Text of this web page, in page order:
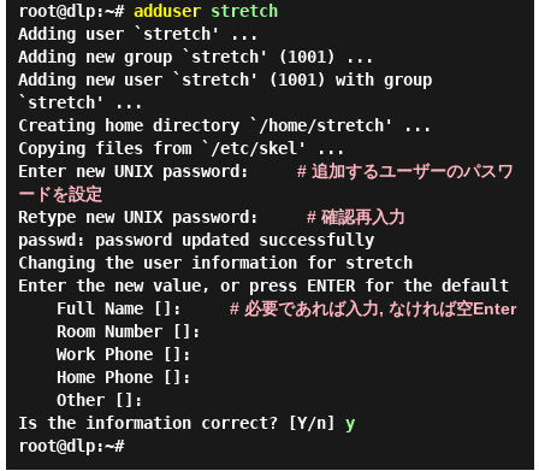
root@dlp:~# adduserstretch
Adding user `stretch' ...
Adding new group `stretch' (1001) ...
Adding new user `stretch' (1001) with group
`stretch' ...
Creating home directory `/home/stretch' ...
Copying files from `/etc/skel' ...
Enter new UNIX password: # 追加するユーザーのパスワ
ードを設定
Retype new UNIX password: # 確認再入力
passwd: password updated successfully
Changing the user information for stretch
Enter the new value, or press ENTER for the default
Full Name []: # 必要であれば入力, なければ空Enter
Room Number []:
Work Phone []:
Home Phone []:
Other []:
Is the information correct? [Y/n] y
root@dlp:~#